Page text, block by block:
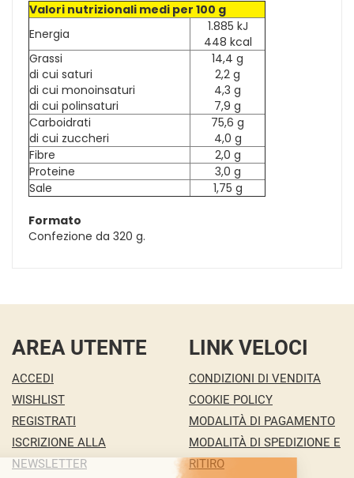
Valori nutrizionali medi per 100 g
Energia
1.885 kJ
448 kcal
Grassi
di cui saturi
di cui monoinsaturi
di cui polinsaturi
14,4 g
2,2 g
4,3 g
7,9 g
Carboidrati
di cui zuccheri
75,6 g
4,0 g
Fibre
2,0 g
Proteine
3,0 g
Sale
1,75 g
Formato
Confezione da 320 g.
AREA UTENTE
ACCEDI
WISHLIST
REGISTRATI
ISCRIZIONE ALLA
NEWSLETTER
LINK VELOCI
CONDIZIONI DI VENDITA
COOKIE POLICY
MODALITÀ DI PAGAMENTO
MODALITÀ DI SPEDIZIONE E
RITIRO